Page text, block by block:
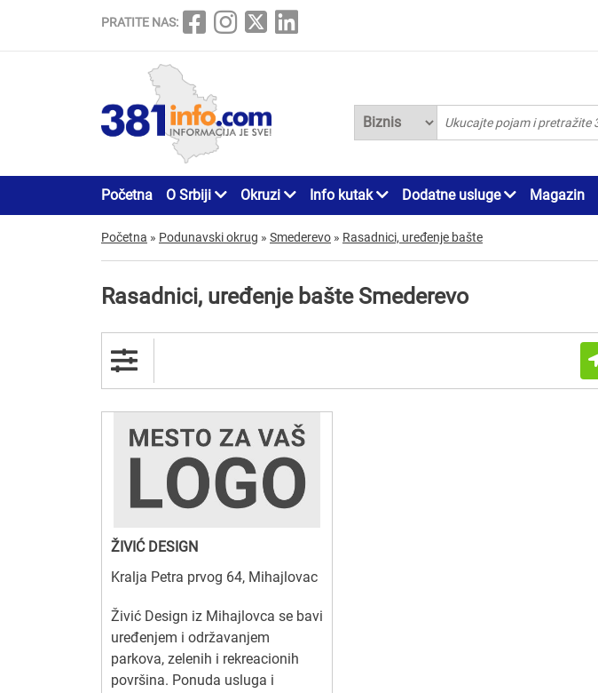
PRATITE NAS:
Početna O Srbiji Okruzi Info kutak Dodatne usluge Magazin
Početna » Podunavski okrug » Smederevo » Rasadnici, uređenje bašte
Rasadnici, uređenje bašte Smederevo
ŽIVIĆ DESIGN
Kralja Petra prvog 64, Mihajlovac
Živić Design iz Mihajlovca se bavi
uređenjem i održavanjem
parkova, zelenih i rekreacionih
površina. Ponuda usluga i